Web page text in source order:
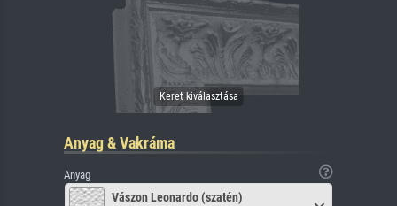
Anyag & Vakráma
Anyag
Vászon Leonardo (szatén)